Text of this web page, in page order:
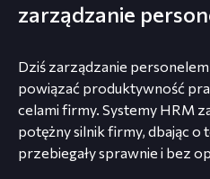
zarządzanie
Dziś zarządzanie
powiązać produktywność
celami firmy. Systemy HRM
potężny silnik firmy, dbając o
przebiegały sprawnie i bez